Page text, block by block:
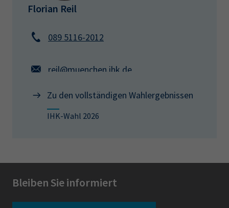
Florian Reil
089 5116-2012
reil@muenchen.ihk.de
Zu den vollständigen Wahlergebnissen
IHK-Wahl 2026
Bleiben Sie informiert